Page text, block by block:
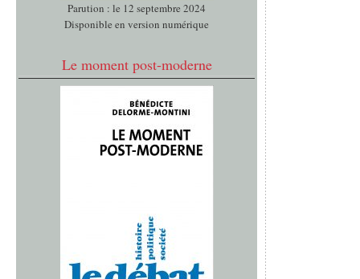
Parution : le 12 septembre 2024
Disponible en version numérique
Le moment post-moderne